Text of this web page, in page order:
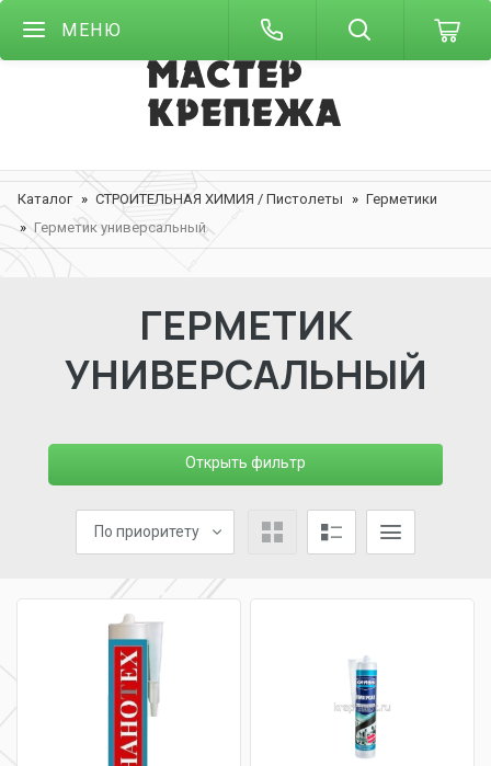
МЕНЮ
Каталог СТРОИТЕЛЬНАЯ ХИМИЯ / Пистолеты
Герметики
Герметик универсальный
ГЕРМЕТИК
УНИВЕРСАЛЬНЫЙ
Открыть фильтр
По приоритету